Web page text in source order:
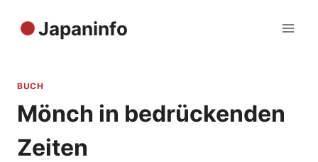
Inhalt
Japaninfo
BUCH
Mönch in bedrückenden
Zeiten